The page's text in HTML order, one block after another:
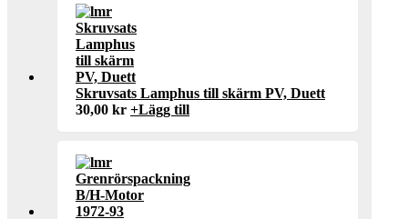
Skruvsats Lamphus till skärm PV, Duett
30,00 kr +Lägg till